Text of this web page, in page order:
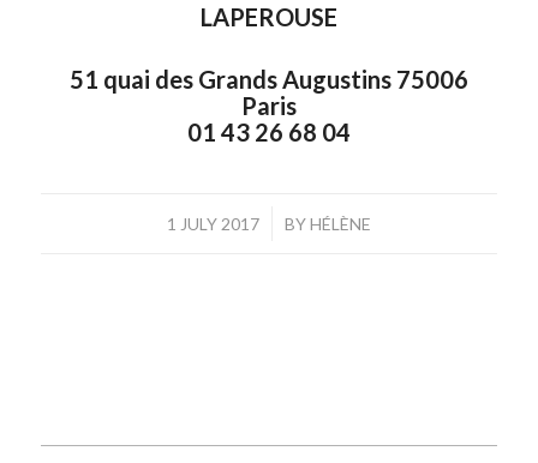
LAPEROUSE
51 quai des Grands Augustins 75006
Paris
01 43 26 68 04
1 JULY 2017
/ BYHÉLÈNE